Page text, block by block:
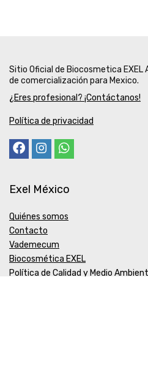
Sitio Oficial de Biocosmetica EXEL
de comercialización para Mexico.
¿Eres profesional? ¡Contáctanos!
Política de privacidad
Exel México
Quiénes somos
Contacto
Vademecum
Biocosmética EXEL
Política de Calidad y Medio